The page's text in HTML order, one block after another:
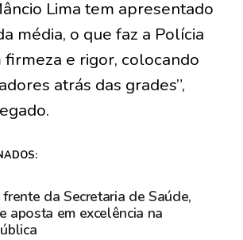
Lima tem apresentado
média, o que faz a Polícia
firmeza e rigor, colocando
atrás das grades”,
da Secretaria de Saúde,
aposta em excelência na